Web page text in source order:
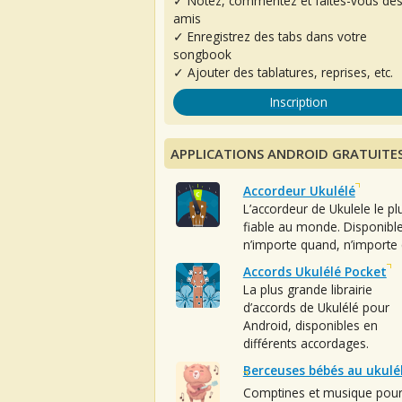
amis
✓ Enregistrez des tabs dans votre
songbook
✓ Ajouter des tablatures, reprises, etc.
Inscription
APPLICATIONS ANDROID
Accordeur Ukulélé
L’accordeur de Ukulele le
fiable au monde. Disponible
n’importe quand, n’importe
Accords Ukulélé Pocket
La plus grande librairie
d’accords de Ukulélé pour
Android, disponibles en
différents accordages.
Berceuses bébés au
Comptines et musique pour